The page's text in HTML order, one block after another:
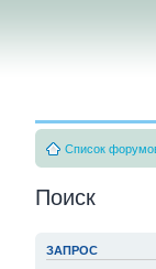
Список
Поиск
ЗАПРОС